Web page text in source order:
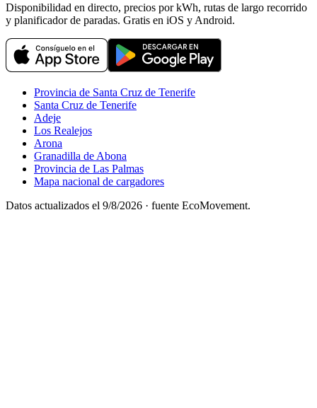
Disponibilidad en directo, precios por kWh, rutas de largo recorrido
y planificador de paradas. Gratis en iOS y Android.
Provincia de Santa Cruz de Tenerife
Santa Cruz de Tenerife
Adeje
Los Realejos
Arona
Granadilla de Abona
Provincia de Las Palmas
Mapa nacional de cargadores
Datos actualizados el 9/8/2026 · fuente EcoMovement.